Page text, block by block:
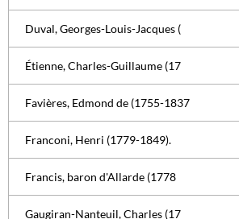
Duval, Georges-Louis-Jacques (
Étienne, Charles-Guillaume (17
Favières, Edmond de (1755-1837
Franconi, Henri (1779-1849).
Francis, baron d'Allarde (1778
Gaugiran-Nanteuil, Charles (17